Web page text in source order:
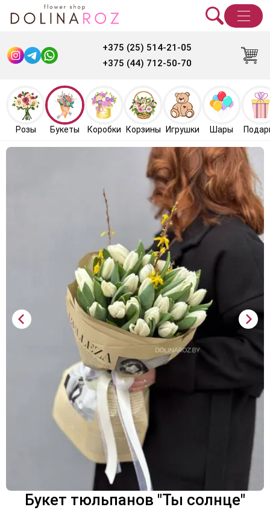
+375 (25) 514-21-05
+375 (44) 712-50-70
Розы Букеты Коробки Корзины Игрушки Шары
Букет тюльпанов "Ты солнце"